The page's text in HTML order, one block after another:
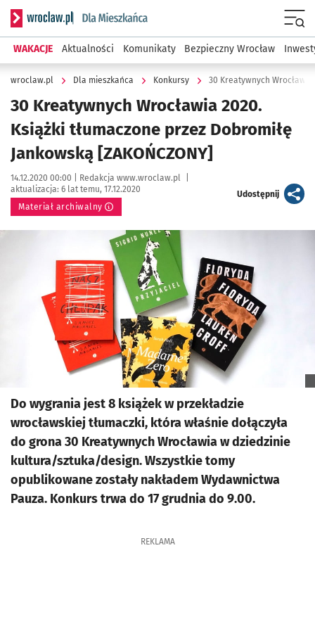
Serwis informacyjny wroclaw.pl podserwis: Dla mieszkańca
WAKACJE Aktualności Komunikaty Bezpieczny Wrocław
wroclaw.pl Dla mieszkańca Konkursy
30 Kreatywnych Wrocławia 2020.
Książki tłumaczone przez Dobromiłę
Jankowską [ZAKOŃCZONY]
Data publikacji:
14.12.2020 00:00 | Autor:
Redakcja www.wroclaw.pl
aktualizacja: 6 lat temu, 17.12.2020
Materiał archiwalny
Udostępnijartykuł
Kliknij, aby powiększyć
Do wygrania jest 8 książek w przekładzie
wrocławskiej tłumaczki, która właśnie dołączyła
do grona 30 Kreatywnych Wrocławia w dziedzinie
kultura/sztuka/design. Wszystkie tomy
opublikowane zostały nakładem Wydawnictwa
Pauza. Konkurs trwa do 17 grudnia do 9.00.
REKLAMA